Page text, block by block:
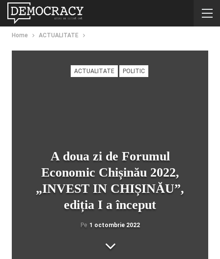
Home ACTUALITATE
ACTUALITATE POLITIC
A doua zi de Forumul
Economic Chișinău 2022,
„INVEST IN CHIȘINĂU”,
ediția I a început
Pe 1 octombrie 2022